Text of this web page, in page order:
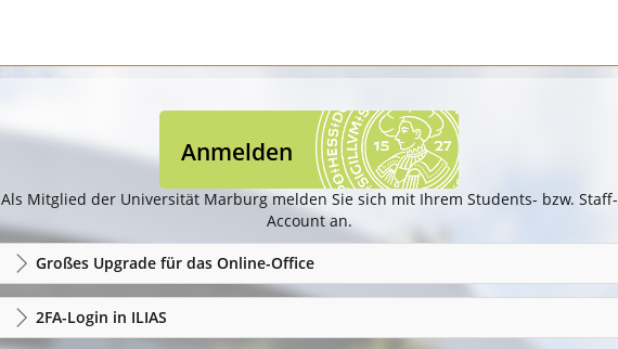
Anmelden
Als Mitglied der Universität Marburg melden Sie sich mit Ihrem Students- bzw. Staff-
Account an.
Großes Upgrade für das Online-Office
2FA-Login in ILIAS